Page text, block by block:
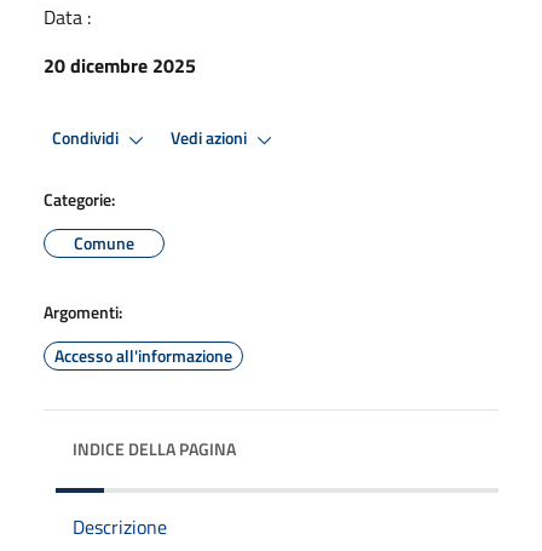
Data :
20 dicembre 2025
Condividi Vedi azioni
Categorie:
Comune
Argomenti:
Accesso all'informazione
INDICE DELLA PAGINA
Descrizione